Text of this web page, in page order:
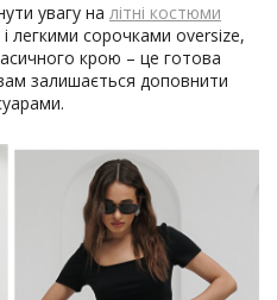
увагу на літні костюми
легкими сорочками oversize,
крою – це готова
залишається доповнити